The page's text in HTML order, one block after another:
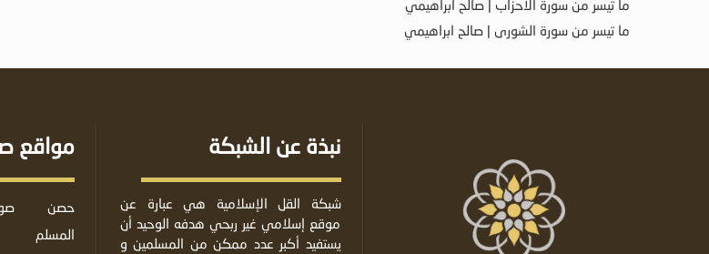
ما تيسر من سورة الأحزاب | صالح ابراهيمي
ما تيسر من سورة الشورى | صالح ابراهيمي
نبذة عن الشبكة
شبكة القل الإسلامية هي عبارة عن
موقع إسلامي غير ربحي هدفه الوحيد أن
يستفيد أكبر عدد ممكن من المسلمين و
مواقع
حصن
المسلم